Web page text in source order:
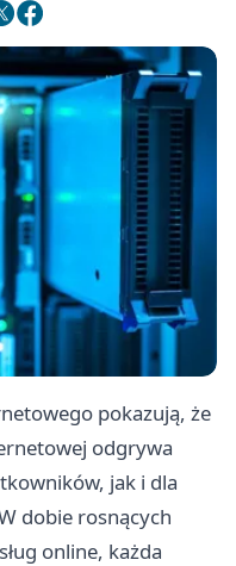
pokazują, że
odgrywa
jak i dla
dobie rosnących
online, każda